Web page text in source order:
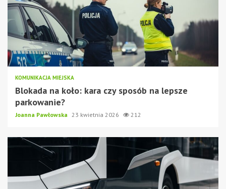
KOMUNIKACJA MIEJSKA
Blokada na koło: kara czy sposób na lepsze
parkowanie?
Joanna Pawłowska 23 kwietnia 2026 212